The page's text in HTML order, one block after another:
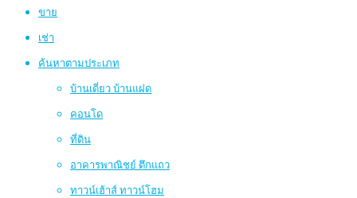
ขาย
เช่า
ค้นหาตามประเภท
บ้านเดี่ยว บ้านแฝด
คอนโด
ที่ดิน
อาคารพาณิชย์ ตึกแถว
ทาวน์เฮ้าส์ ทาวน์โฮม